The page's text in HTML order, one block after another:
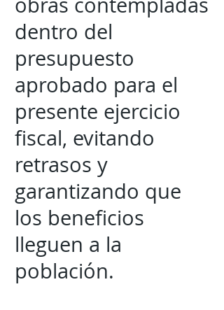
dentro del
presupuesto
aprobado para el
presente ejercicio
fiscal, evitando
retrasos y
garantizando que
los beneficios
lleguen a la
población.